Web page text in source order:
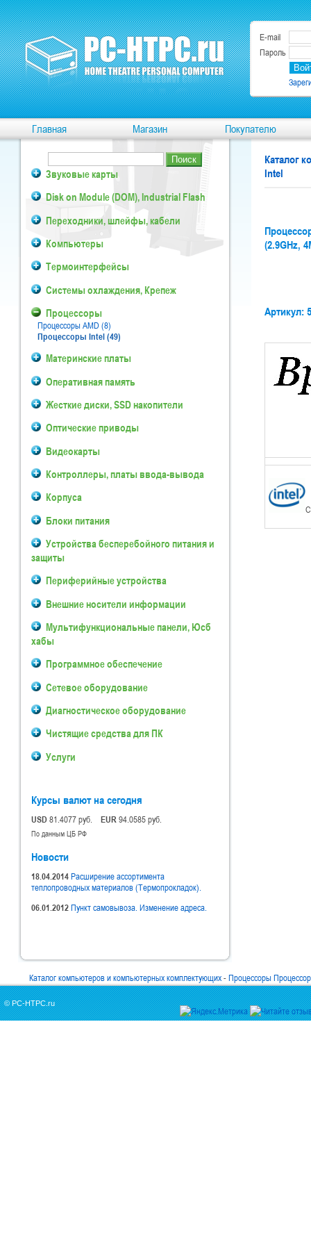
E-mail
Пароль
Главная Магазин Покупателю
Звуковые карты
Disk on Module (DOM), Industrial Flash
Переходники, шлейфы, кабели
Компьютеры
Термоинтерфейсы
Системы охлаждения, Крепеж
Процессоры
Процессоры AMD (8)
Процессоры Intel (49)
Материнские платы
Оперативная память
Жесткие диски, SSD накопители
Оптические приводы
Видеокарты
Контроллеры, платы ввода-вывода
Корпуса
Блоки питания
Устройства бесперебойного питания и
защиты
Периферийные устройства
Внешние носители информации
Мультифункциональные панели, Юсб
хабы
Программное обеспечение
Сетевое оборудование
Диагностическое оборудование
Чистящие средства для ПК
Услуги
Курсы валют на сегодня
USD81.4077 руб. EUR94.0585 руб.
По данным ЦБ РФ
Новости
18.04.2014Расширение ассортимента
теплопроводных материалов (Термопрокладок).
06.01.2012Пункт самовывоза. Изменение адреса.
Каталог
Intel
(2.9GHz,
Артикул:
Каталог компьютеров и компьютерных комплектующих-Процессоры
© PC-HTPC.ru